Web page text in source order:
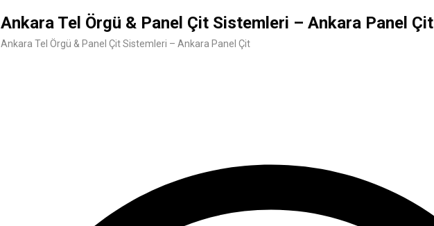
Ankara Tel Örgü & Panel Çit Sistemleri – Ankara Panel Çit
Ankara Tel Örgü & Panel Çit Sistemleri – Ankara Panel Çit